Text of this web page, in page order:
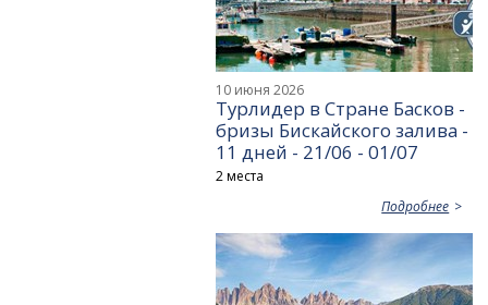
10 июня 2026
Турлидер в Стране Басков -
бризы Бискайского залива -
11 дней - 21/06 - 01/07
2 места
Подробнее